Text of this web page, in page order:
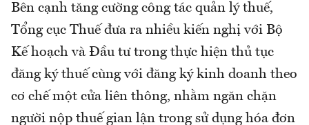
Bên cạnh tăng cường công tác quản lý thuế,
Tổng cục Thuế đưa ra nhiều kiến nghị với Bộ
Kế hoạch và Đầu tư trong thực hiện thủ tục
đăng ký thuế cùng với đăng ký kinh doanh theo
cơ chế một cửa liên thông, nhằm ngăn chặn
người nộp thuế gian lận trong sử dụng hóa đơn